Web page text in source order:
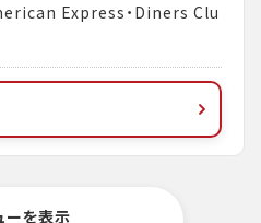
Express・Diners Clu
ーを表示